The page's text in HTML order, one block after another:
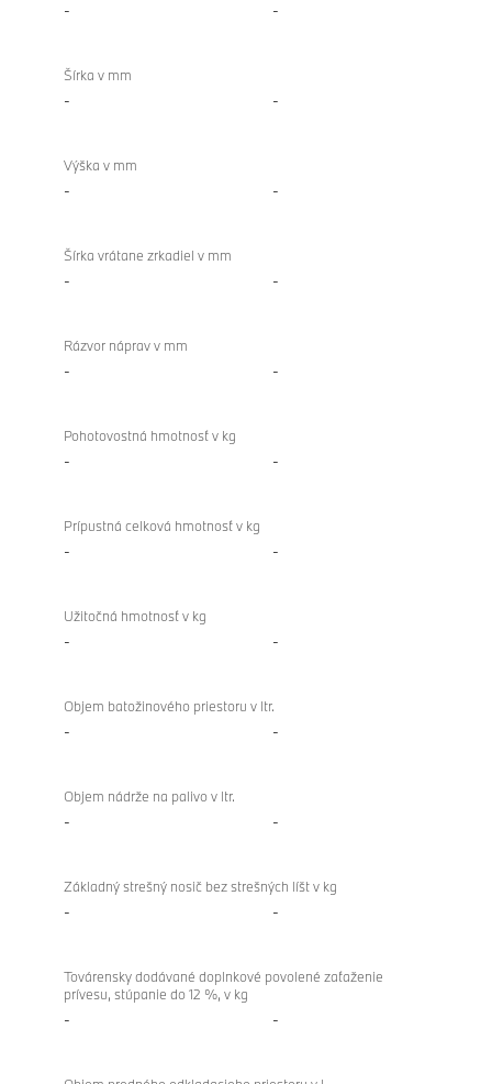
Label
- -
Šírka v mm
- -
Výška v mm
- -
Šírka vrátane zrkadiel v mm
- -
Rázvor náprav v mm
- -
Pohotovostná hmotnosť v kg
- -
Prípustná celková hmotnosť v kg
- -
Užitočná hmotnosť v kg
- -
Objem batožinového priestoru v ltr.
- -
Objem nádrže na palivo v ltr.
- -
Základný strešný nosič bez strešných líšt v kg
- -
Továrensky dodávané doplnkové povolené zaťaženie
prívesu, stúpanie do 12 %, v kg
- -